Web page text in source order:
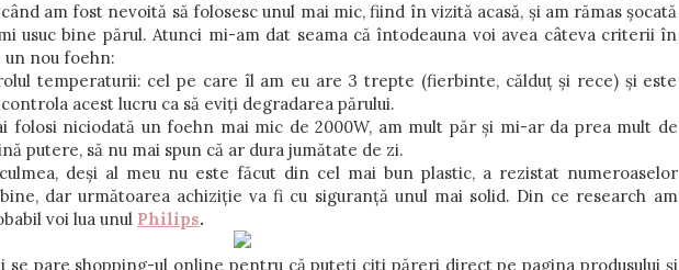
am fost nevoită să folosesc unul mai mic, fiind în vizită acasă, și am rămas șocată
usuc bine părul. Atunci mi-am dat seama că întodeauna voi avea câteva criterii în
nou foehn:
temperaturii: cel pe care îl am eu are 3 trepte (fierbinte, călduț și rece) și este
acest lucru ca să eviți degradarea părului.
folosi niciodată un foehn mai mic de 2000W, am mult păr și mi-ar da prea mult de
putere, să nu mai spun că ar dura jumătate de zi.
deși al meu nu este făcut din cel mai bun plastic, a rezistat numeroaselor
dar următoarea achiziție va fi cu siguranță unul mai solid. Din ce research am
voi lua unul Philips.
se pare shopping-ul online pentru că puteți citi păreri direct pe pagina produsului și